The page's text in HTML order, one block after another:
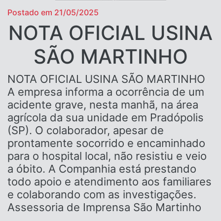
Postado em 21/05/2025
NOTA OFICIAL USINA
SÃO MARTINHO
NOTA OFICIAL USINA SÃO MARTINHO
A empresa informa a ocorrência de um
acidente grave, nesta manhã, na área
agrícola da sua unidade em Pradópolis
(SP). O colaborador, apesar de
prontamente socorrido e encaminhado
para o hospital local, não resistiu e veio
a óbito. A Companhia está prestando
todo apoio e atendimento aos familiares
e colaborando com as investigações.
Assessoria de Imprensa São Martinho